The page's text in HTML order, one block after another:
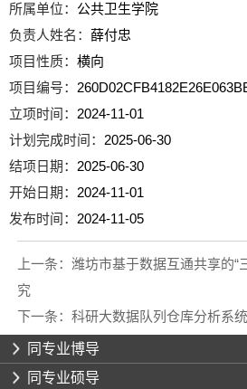
所属单位： 公共卫生学院
负责人姓名：薛付忠
项目性质：横向
项目编号：
立项时间： 2024-11-01
计划完成时间： 2025-06-30
结项日期： 2025-06-30
开始日期： 2024-11-01
发布时间： 2024-11-05
上一条： 潍坊市基于数据互通共享的“
究
下一条： 科研大数据队列仓库分析系
同专业博导
同专业硕导